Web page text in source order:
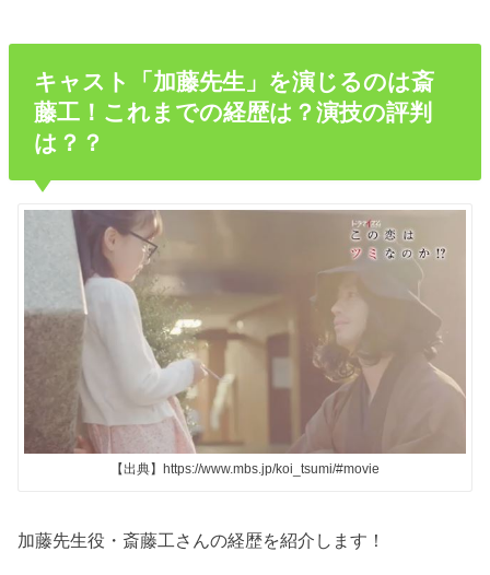
キャスト「加藤先生」を演じるのは斎
藤工！これまでの経歴は？演技の評判
は？？
【出典】https://www.mbs.jp/koi_tsumi/#movie
加藤先生役・斎藤工さんの経歴を紹介します！